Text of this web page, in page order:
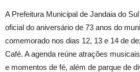
A Prefeitura Municipal de Jandaia do
oficial do aniversário de 73 anos do
comemorado nos dias 12, 13 e 14 de
Café. A agenda reúne atrações
e momentos de fé, além de parque de